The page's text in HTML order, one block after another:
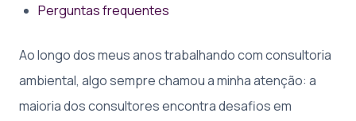
Perguntas frequentes
Ao longo dos meus anos trabalhando com consultoria
ambiental, algo sempre chamou a minha atenção: a
maioria dos consultores encontra desafios em